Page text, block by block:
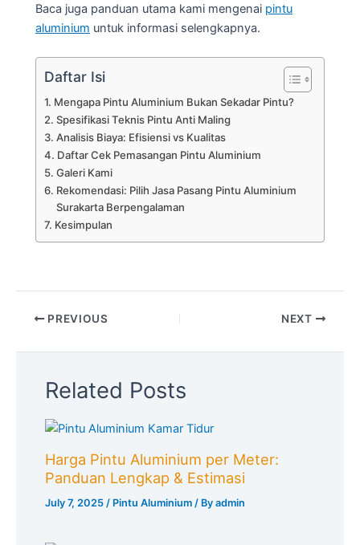
Baca juga panduan utama kami mengenai pintu
aluminium untuk informasi selengkapnya.
Daftar Isi
Mengapa Pintu Aluminium Bukan Sekadar Pintu?
Spesifikasi Teknis Pintu Anti Maling
Analisis Biaya: Efisiensi vs Kualitas
Daftar Cek Pemasangan Pintu Aluminium
Galeri Kami
Rekomendasi: Pilih Jasa Pasang Pintu Aluminium
Surakarta Berpengalaman
Kesimpulan
PREVIOUS NEXT
Related Posts
Harga Pintu Aluminium per Meter:
Panduan Lengkap & Estimasi
July 7, 2025 / Pintu Aluminium / Byadmin